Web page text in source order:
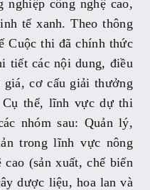
công nghệ cao,
tế xanh. Theo thông
Cuộc thi đã chính thức
tiết các nội dung, điều
cơ cấu giải thưởng
thể, lĩnh vực dự thi
nhóm sau: Quản lý,
trong lĩnh vực nông
(sản xuất, chế biến
dược liệu, hoa lan và